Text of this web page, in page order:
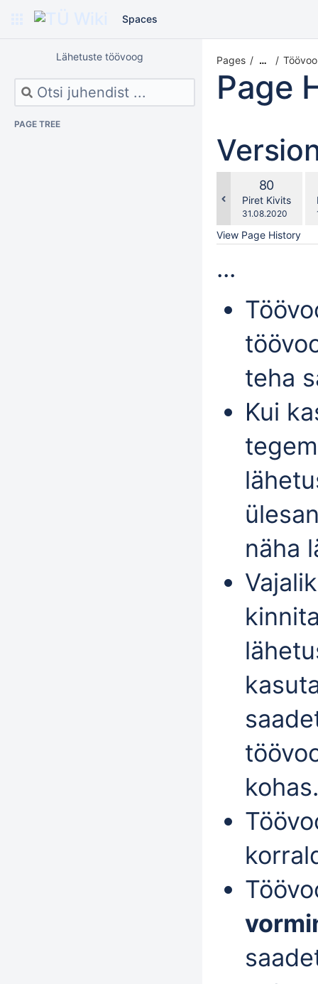
Spaces
Lähetuste töövoog
PAGE TREE
Pages …
Page
Old
Version
80
Piret Kivits
Saved
31.08.2020
View Page History
...
teha
Kui
näha
kohas.